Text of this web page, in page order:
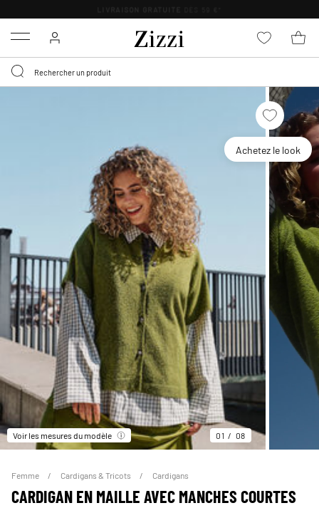
LIVRAISON GRATUITE
Menu
Achetez le look
Voir les mesures du modèle 01 08
Femme Cardigans & Tricots Cardigans
CARDIGAN EN MAILLE AVEC MANCHES COURTES